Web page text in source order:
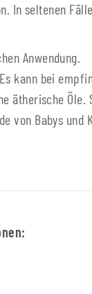
In seltenen
Anwendung.
kann bei
ätherische Öle.
von Babys